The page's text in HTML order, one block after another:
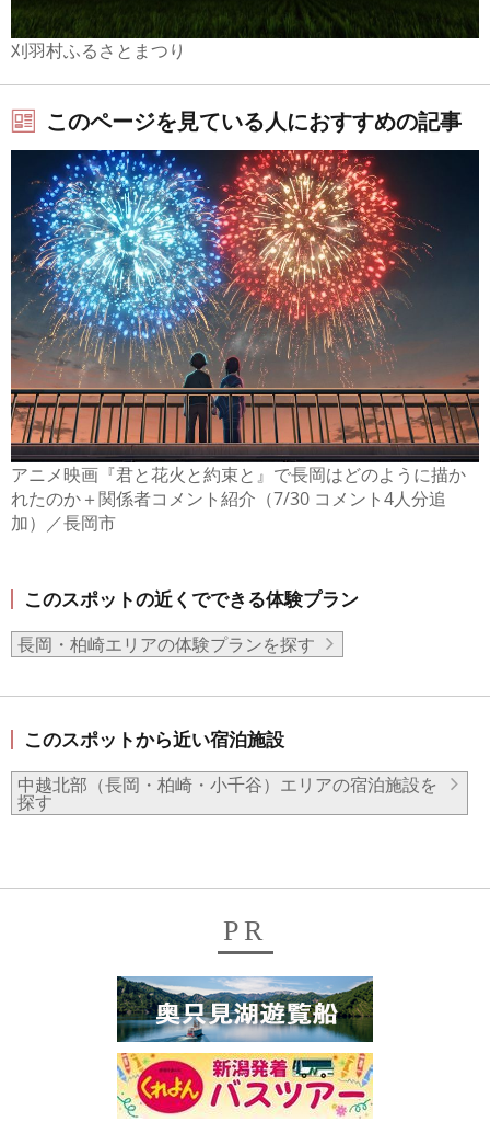
刈羽村ふるさとまつり
このページを見ている人におすすめの記事
アニメ映画『君と花火と約束と』で長岡はどのように描か
れたのか＋関係者コメント紹介（7/30 コメント4人分追
加）／長岡市
このスポットの近くでできる体験プラン
長岡・柏崎エリアの体験プランを探す
このスポットから近い宿泊施設
中越北部（長岡・柏崎・小千谷）エリアの宿泊施設を
探す
PR